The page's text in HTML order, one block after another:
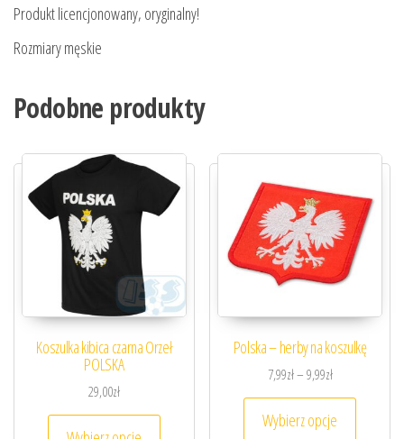
Produkt licencjonowany, oryginalny!
Rozmiary męskie
Podobne produkty
Koszulka kibica czarna Orzeł
POLSKA
29,00zł
Ten produkt ma wiele wariantów. Opcje
Polska – herby na koszulkę
7,99zł–9,99złZakres cen: od
Wybierz opcje
Ten